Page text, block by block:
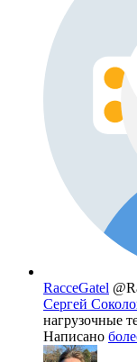
RacceGatel
Сергей
нагрузочные
Написано